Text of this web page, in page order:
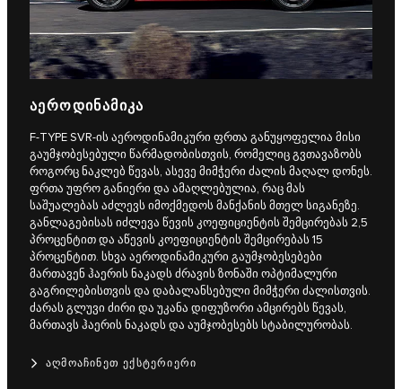
ᲐᲔᲠᲝᲓᲘᲜᲐᲛᲘᲙᲐ
F‑TYPE SVR-ის აეროდინამიკური ფრთა განუყოფელია მისი
გაუმჯობესებული წარმადობისთვის, რომელიც გვთავაზობს
როგორც ნაკლებ წევას, ასევე მიმჭერი ძალის მაღალ დონეს.
ფრთა უფრო განიერი და ამაღლებულია, რაც მას
საშუალებას აძლევს იმოქმედოს მანქანის მთელ სიგანეზე.
განლაგებისას იძლევა წევის კოეფიციენტის შემცირებას 2,5
პროცენტით და აწევის კოეფიციენტის შემცირებას 15
პროცენტით. სხვა აეროდინამიკური გაუმჯობესებები
მართავენ ჰაერის ნაკადს ძრავის ზონაში ოპტიმალური
გაგრილებისთვის და დაბალანსებული მიმჭერი ძალისთვის.
ძარას გლუვი ძირი და უკანა დიფუზორი ამცირებს წევას,
მართავს ჰაერის ნაკადს და აუმჯობესებს სტაბილურობას.
ᲐᲦᲛᲝᲐᲩᲘᲜᲔᲗ ᲔᲥᲡᲢᲔᲠᲘᲔᲠᲘ